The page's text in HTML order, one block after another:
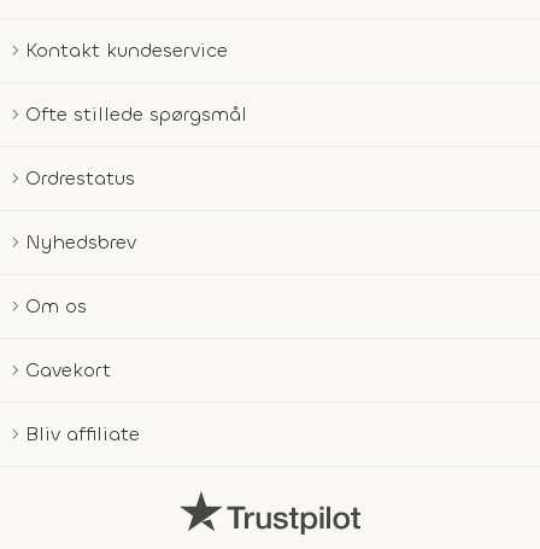
Kontakt kundeservice
Ofte stillede spørgsmål
Ordrestatus
Nyhedsbrev
Om os
Gavekort
Bliv affiliate